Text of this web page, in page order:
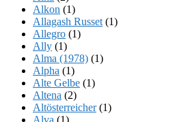
Alkon (1)
Allagash Russet (1)
Allegro (1)
Ally (1)
Alma (1978) (1)
Alpha (1)
Alte Gelbe (1)
Altena (2)
Altösterreicher(1)
Alva (1)